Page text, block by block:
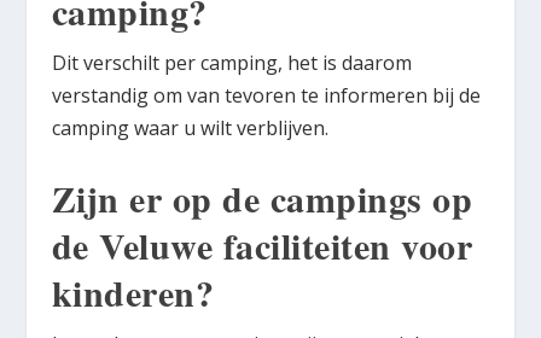
camping?
Dit verschilt per camping, het is daarom
verstandig om van tevoren te informeren bij de
camping waar u wilt verblijven.
Zijn er op de campings op
de Veluwe faciliteiten voor
kinderen?